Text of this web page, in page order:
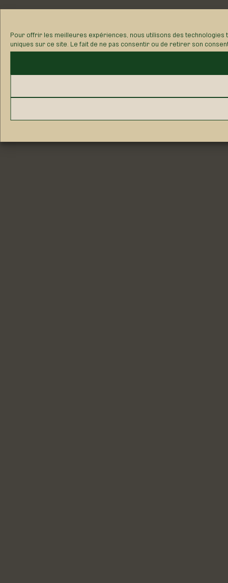
Pour offrir les meilleures expériences, nous utilisons des
uniques sur ce site. Le fait de ne pas consentir ou de retirer son